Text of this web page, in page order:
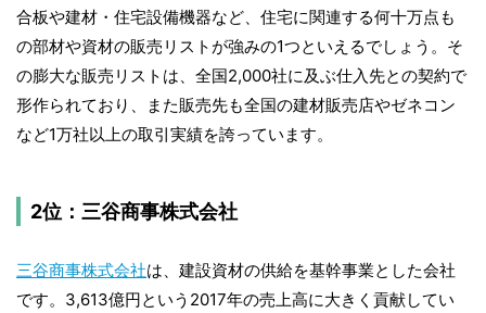
合板や建材・住宅設備機器など、住宅に関連する何十万点も
の部材や資材の販売リストが強みの1つといえるでしょう。そ
の膨大な販売リストは、全国2,000社に及ぶ仕入先との契約で
形作られており、また販売先も全国の建材販売店やゼネコン
など1万社以上の取引実績を誇っています。
2位：三谷商事株式会社
三谷商事株式会社は、建設資材の供給を基幹事業とした会社
です。3,613億円という2017年の売上高に大きく貢献してい